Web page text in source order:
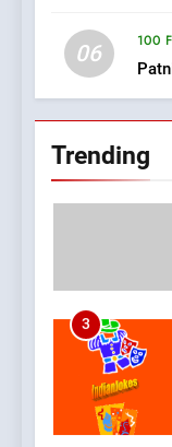
06 100
Trending
2